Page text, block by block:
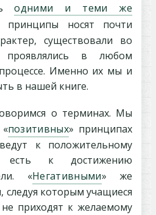
одними и теми же
носят почти
существовали во
в любом
Именно их мы и
в нашей книге.
о терминах. Мы
позитивных» принципах
к положительному
есть к достижению
«Негативными» же
которым учащиеся
приходят к желаемому